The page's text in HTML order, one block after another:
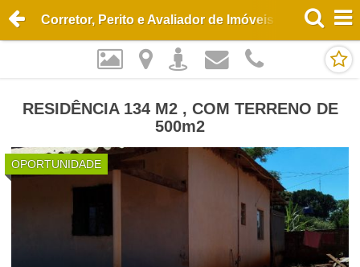
Corretor, Perito e Avaliador de Imóveis Edson
RESIDÊNCIA 134 M2 , COM TERRENO DE
500m2
OPORTUNIDADE